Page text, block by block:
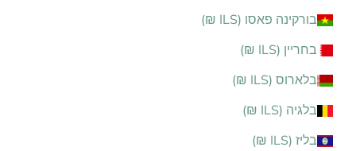
בורקינה פאסו (ILS ₪)
בחריין (ILS ₪)
בלארוס (ILS ₪)
בלגיה (ILS ₪)
בליז (ILS ₪)